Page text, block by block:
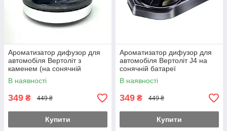
Ароматизатор дифузор для
автомобіля Вертоліт з
каменем (на сонячній
батареї)
В наявності
349 ₴ 449 ₴
Купити
Ароматизатор дифузор для
автомобіля Вертоліт J4 на
сонячній батареї
В наявності
349 ₴ 449 ₴
Купити